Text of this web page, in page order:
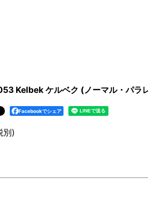
Kelbek ケルベク (ノーマル・パラ
Facebookでシェア
別)